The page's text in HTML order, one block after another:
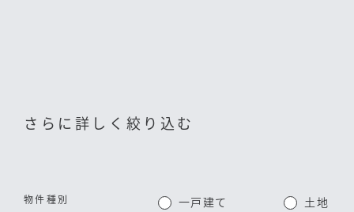
さらに詳しく絞り込む
物件種別 一戸建て 土地